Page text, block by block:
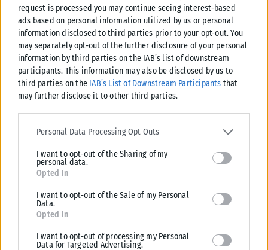
request is processed you may continue seeing interest-based
ads based on personal information utilized by us or personal
information disclosed to third parties prior to your opt-out. You
may separately opt-out of the further disclosure of your personal
information by third parties on the IAB’s list of downstream
participants. This information may also be disclosed by us to
third parties on the IAB’s List of Downstream Participants that
may further disclose it to other third parties.
Please note that this website/app uses one or more Google
services and may gather and store information including but not
deny consent to Google and its third-party tags to use your data
for below specified purposes in below Google consent section.
Personal Data Processing Opt Outs
I want to opt-out of the Sharing of my
personal data.
Opted In
I want to opt-out of the Sale of my Personal
Data.
Opted In
I want to opt-out of processing my Personal
Data for Targeted Advertising.
Τσουκαλάς: Έκθεση-κόλαφος του ΟΟΣΑ διαλύει το success
story της κυβέρνησης
Κριτική στην κυβέρνηση για την οικονομική της πολιτική άσκησε ο
07/08/2026